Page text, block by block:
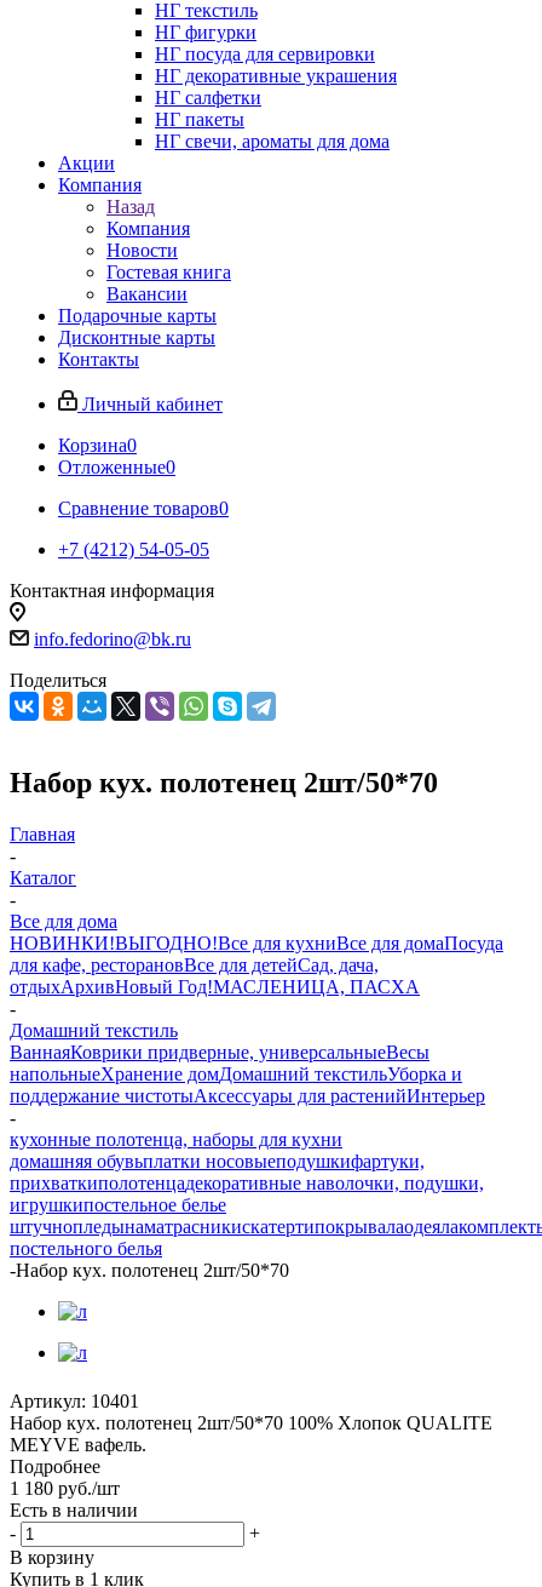
НГ текстиль
НГ фигурки
НГ посуда для сервировки
НГ декоративные украшения
НГ салфетки
НГ пакеты
НГ свечи, ароматы для дома
Акции
Компания
Назад
Компания
Новости
Гостевая книга
Вакансии
Подарочные карты
Дисконтные карты
Контакты
Личный кабинет
Корзина0
Отложенные0
Сравнение товаров0
+7 (4212) 54-05-05
Контактная информация
info.fedorino@bk.ru
Поделиться
Набор кух. полотенец 2шт/50*70
Главная
-
Каталог
-
Все для дома
НОВИНКИ!ВЫГОДНО!Все для кухниВсе для домаПосуда
для кафе, ресторановВсе для детейСад, дача,
отдыхАрхивНовый Год!МАСЛЕНИЦА, ПАСХА
-
Домашний текстиль
ВаннаяКоврики придверные, универсальныеВесы
напольныеХранение домДомашний текстильУборка и
поддержание чистотыАксессуары для растенийИнтерьер
-
кухонные полотенца, наборы для кухни
домашняя обувьплатки носовыеподушкифартуки,
прихваткиполотенцадекоративные наволочки, подушки,
игрушкипостельное белье
штучнопледынаматрасникискатертипокрывалаодеяла
постельного белья
-Набор кух. полотенец 2шт/50*70
Артикул: 10401
Набор кух. полотенец 2шт/50*70 100% Хлопок QUALITE
MEYVE вафель.
Подробнее
1 180 руб./шт
Есть в наличии
-
+
В корзину
Купить в 1 клик